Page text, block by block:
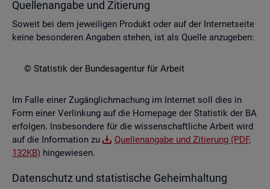
Quel­len­an­ga­be und Zi­tie­rung
So­weit bei dem je­wei­li­gen Pro­dukt oder auf der In­ter­net­sei­te
keine be­son­de­ren An­ga­ben ste­hen, ist als Quel­le an­zu­ge­ben:
© Sta­tis­tik der Bun­des­agen­tur für Ar­beit
Im Falle einer Zu­gäng­lich­ma­chung im In­ter­net soll dies in
Form einer Ver­lin­kung auf die Home­page der Sta­tis­tik der BA
er­fol­gen. Ins­be­son­de­re für die wis­sen­schaft­li­che Ar­beit wird
auf die In­for­ma­ti­on zu
Quel­len­an­ga­be und Zi­tie­rung (PDF,
132KB) hin­ge­wie­sen.
Da­ten­schutz und sta­tis­ti­sche Ge­heim­hal­tung